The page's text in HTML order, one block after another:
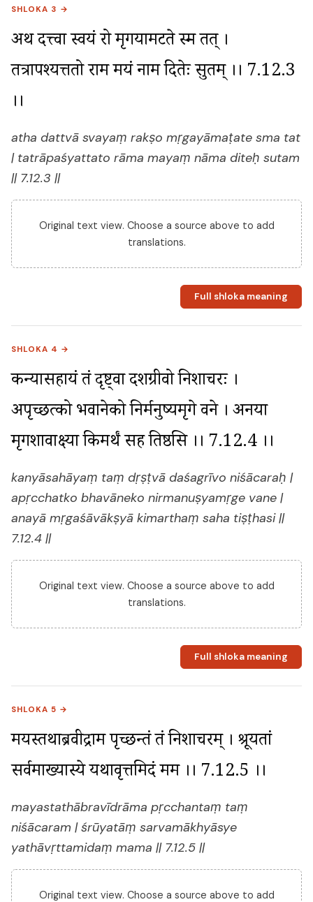
SHLOKA 3 →
अथ दत्त्वा स्वयं रक्षो मृगयामटते स्म तत् ।
तत्रापश्यत्ततो राम मयं नाम दितेः सुतम् ।। 7.12.3
।।
atha dattvā svayaṃ rakṣo mṛgayāmaṭate sma tat
| tatrāpaśyattato rāma mayaṃ nāma diteḥ sutam
|| 7.12.3 ||
Original text view. Choose a source above to add
translations.
Full shloka meaning
SHLOKA 4 →
कन्यासहायं तं दृष्ट्वा दशग्रीवो निशाचरः ।
अपृच्छत्को भवानेको निर्मनुष्यमृगे वने । अनया
मृगशावाक्ष्या किमर्थं सह तिष्ठसि ।। 7.12.4 ।।
kanyāsahāyaṃ taṃ dṛṣṭvā daśagrīvo niśācaraḥ |
apṛcchatko bhavāneko nirmanuṣyamṛge vane |
anayā mṛgaśāvākṣyā kimarthaṃ saha tiṣṭhasi ||
7.12.4 ||
Original text view. Choose a source above to add
translations.
Full shloka meaning
SHLOKA 5 →
मयस्तथाब्रवीद्राम पृच्छन्तं तं निशाचरम् । श्रूयतां
सर्वमाख्यास्ये यथावृत्तमिदं मम ।। 7.12.5 ।।
mayastathābravīdrāma pṛcchantaṃ taṃ
niśācaram | śrūyatāṃ sarvamākhyāsye
yathāvṛttamidaṃ mama || 7.12.5 ||
Original text view. Choose a source above to add